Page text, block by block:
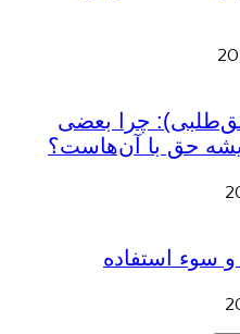
چرا بعضی
حق با آن‌هاست؟
سوء استفاده